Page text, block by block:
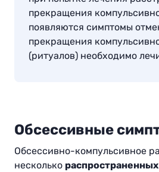
прекращения
появляются симптомы
прекращения
(ритуалов) необходимо
Обсессивные
Обсессивно-компульсивное
несколько